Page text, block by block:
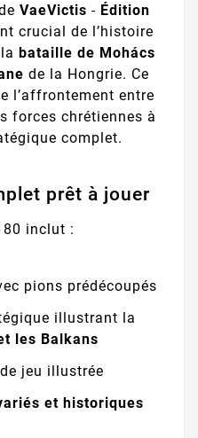
VaeVictis - Édition
crucial de l’histoire
bataille de Mohács
de la Hongrie. Ce
l’affrontement entre
forces chrétiennes à
complet.
prêt à jouer
inclut :
pions prédécoupés
illustrant la
les Balkans
jeu illustrée
et historiques